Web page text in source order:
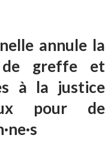
annule la
de greffe et
à la justice
pour de